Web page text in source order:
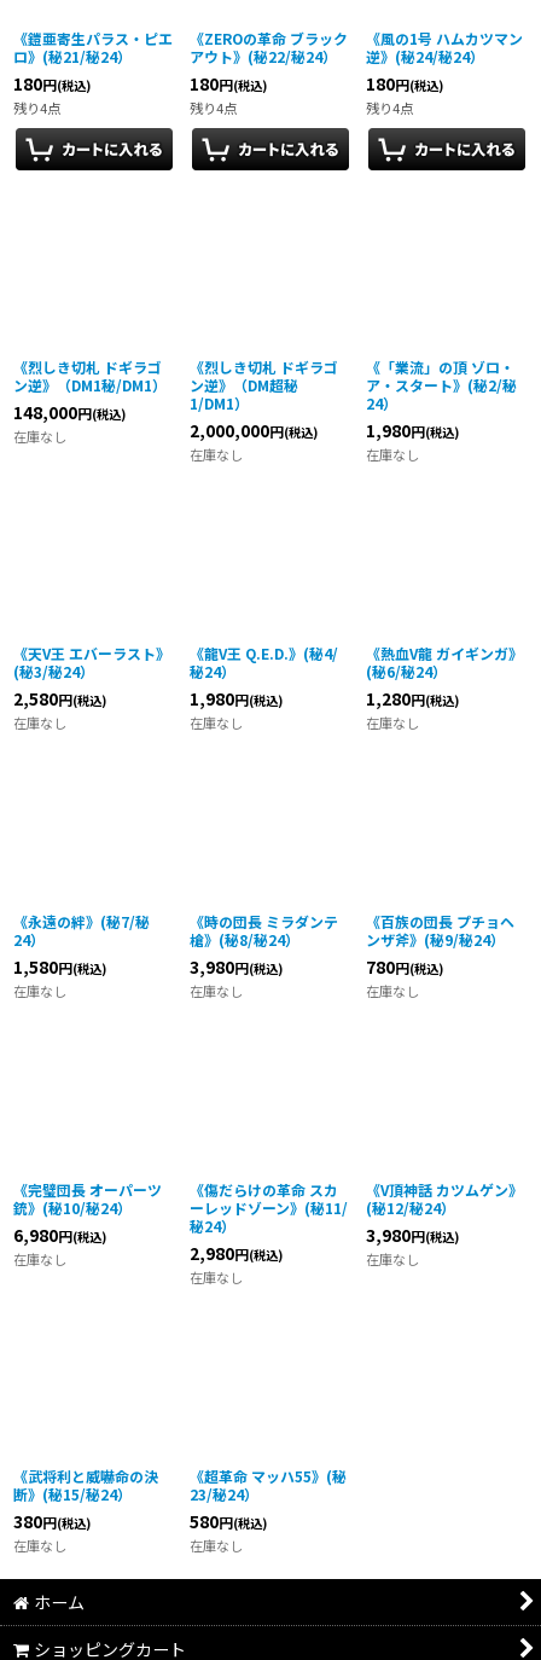
《鎧亜寄生パラス・ピエ
ロ》(秘21/秘24）
180円(税込)
残り4点
《ZEROの革命 ブラック
アウト》(秘22/秘24）
180円(税込)
残り4点
《風の1号 ハムカツマン
逆》(秘24/秘24）
180円(税込)
残り4点
《烈しき切札 ドギラゴ
ン逆》（DM1秘/DM1）
148,000円(税込)
在庫なし
《烈しき切札 ドギラゴ
ン逆》（DM超秘
1/DM1）
2,000,000円(税込)
在庫なし
《「業流」の頂 ゾロ・
ア・スタート》(秘2/秘
24）
1,980円(税込)
在庫なし
《天V王 エバーラスト》
(秘3/秘24）
2,580円(税込)
在庫なし
《龍V王 Q.E.D.》(秘4/
秘24）
1,980円(税込)
在庫なし
《熱血V龍 ガイギンガ》
(秘6/秘24）
1,280円(税込)
在庫なし
《永遠の絆》(秘7/秘
24）
1,580円(税込)
在庫なし
《時の団長 ミラダンテ
槍》(秘8/秘24）
3,980円(税込)
在庫なし
《百族の団長 プチョヘ
ンザ斧》(秘9/秘24）
780円(税込)
在庫なし
《完璧団長 オーパーツ
銃》(秘10/秘24）
6,980円(税込)
在庫なし
《傷だらけの革命 スカ
ーレッドゾーン》(秘11/
秘24）
2,980円(税込)
在庫なし
《V頂神話 カツムゲン》
(秘12/秘24）
3,980円(税込)
在庫なし
《武将利と威嚇命の決
断》(秘15/秘24）
380円(税込)
在庫なし
《超革命 マッハ55》(秘
23/秘24）
580円(税込)
在庫なし
ホーム
ショッピングカート